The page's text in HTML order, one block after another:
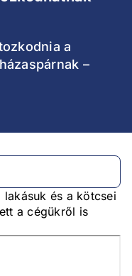
a
–
és a kötcsei
a cégükről is